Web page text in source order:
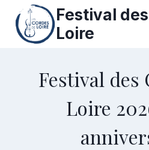
contenu
Festival
Loire
Festival des
Loire